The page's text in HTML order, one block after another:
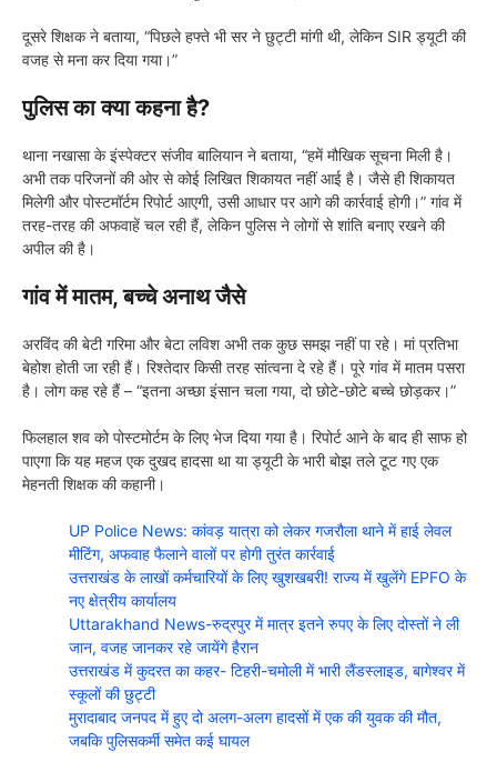
दूसरे शिक्षक ने बताया, “पिछले हफ्ते भी सर ने छुट्टी मांगी थी, लेकिन SIR ड्यूटी की
वजह से मना कर दिया गया।”
पुलिस का क्या कहना है?
थाना नखासा के इंस्पेक्टर संजीव बालियान ने बताया, “हमें मौखिक सूचना मिली है।
अभी तक परिजनों की ओर से कोई लिखित शिकायत नहीं आई है। जैसे ही शिकायत
मिलेगी और पोस्टमॉर्टम रिपोर्ट आएगी, उसी आधार पर आगे की कार्रवाई होगी।” गांव में
तरह-तरह की अफवाहें चल रही हैं, लेकिन पुलिस ने लोगों से शांति बनाए रखने की
अपील की है।
गांव में मातम, बच्चे अनाथ जैसे
अरविंद की बेटी गरिमा और बेटा लविश अभी तक कुछ समझ नहीं पा रहे। मां प्रतिभा
बेहोश होती जा रही हैं। रिश्तेदार किसी तरह सांत्वना दे रहे हैं। पूरे गांव में मातम पसरा
है। लोग कह रहे हैं – “इतना अच्छा इंसान चला गया, दो छोटे-छोटे बच्चे छोड़कर।”
फिलहाल शव को पोस्टमोर्टम के लिए भेज दिया गया है। रिपोर्ट आने के बाद ही साफ हो
पाएगा कि यह महज एक दुखद हादसा था या ड्यूटी के भारी बोझ तले टूट गए एक
मेहनती शिक्षक की कहानी।
UP Police News: कांवड़ यात्रा को लेकर गजरौला थाने में हाई लेवल
मीटिंग, अफवाह फैलाने वालों पर होगी तुरंत कार्रवाई
उत्तराखंड के लाखों कर्मचारियों के लिए खुशखबरी! राज्य में खुलेंगे EPFO के
नए क्षेत्रीय कार्यालय
Uttarakhand News-रुद्रपुर में मात्र इतने रुपए के लिए दोस्तों ने ली
जान, वजह जानकर रहे जायेंगे हैरान
उत्तराखंड में कुदरत का कहर- टिहरी-चमोली में भारी लैंडस्लाइड, बागेश्वर में
स्कूलों की छुट्टी
मुरादाबाद जनपद में हुए दो अलग-अलग हादसों में एक की युवक की मौत,
जबकि पुलिसकर्मी समेत कई घायल